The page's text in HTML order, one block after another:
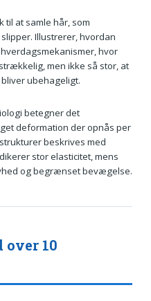
til at samle hår, som
Illustrerer, hvordan
hvor
men ikke så stor, at
ubehageligt.
betegner det
deformation der opnås per
beskrives med
stor elasticitet, mens
og begrænset bevægelse.
10